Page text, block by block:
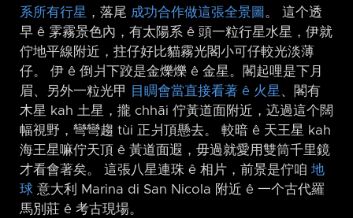
系所有行星 ，落尾 成功合作做這張全景圖 。 這个透
早 ê 雺霧景色內，有太陽系 ê 頭一粒行星水星，伊就
佇地平線附近，拄仔好比貓霧光閣小可仔較光淡薄
仔。 伊 ê 倒爿下跤是金爍爍 ê 金星。閣起哩是下月
眉、另外一粒光甲
目睭會當直接看著 ê 火星 、閣有
木星 kah 土星，攏 chhāi 佇黃道面附近，迒過這个闊
幅視野，彎彎趨 tùi 正爿頂懸去。 較暗 ê 天王星 kah
海王星嘛佇天頂 ê 黃道面遐，毋過就愛用雙筒千里鏡
才看會著矣。 這張八星連珠 ê 相片，前景是佇咱 地
球 意大利 Marina di San Nicola 附近 ê 一个古代羅
馬別莊 ê 考古現場。